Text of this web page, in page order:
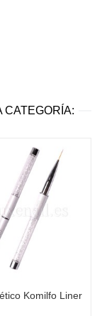
CATEGORÍA:
Komilfo Liner